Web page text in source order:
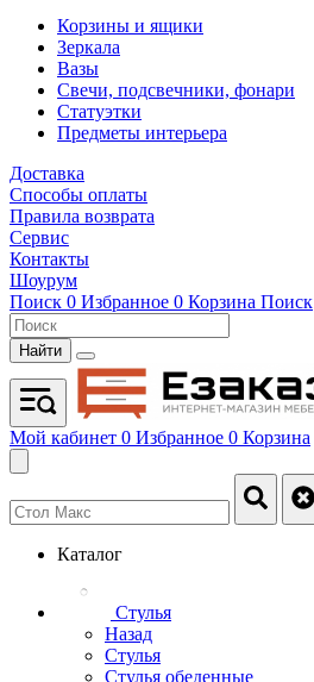
Корзины и ящики
Зеркала
Вазы
Свечи, подсвечники, фонари
Статуэтки
Предметы интерьера
Доставка
Способы оплаты
Правила возврата
Сервис
Контакты
Шоурум
Поиск 0 Избранное 0 Корзина Поиск
Найти
Мой кабинет 0 Избранное 0 Корзина
Каталог
Стулья
Назад
Стулья
Стулья обеденные